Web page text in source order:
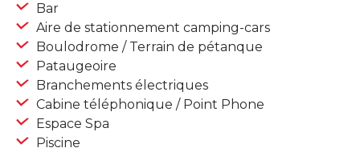
Bar
Aire de stationnement camping-cars
Boulodrome / Terrain de pétanque
Pataugeoire
Branchements électriques
Cabine téléphonique / Point Phone
Espace Spa
Piscine